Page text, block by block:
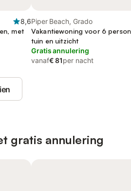
8,6
met
Piper Beach, Grado
Vakantiewoning voor 6
tuin en uitzicht
Gratis annulering
vanaf€ 81per nacht
gratis annulering